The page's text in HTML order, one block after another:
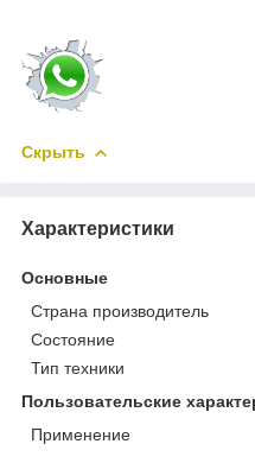
Скрыть
Характеристики
Основные
Страна производитель
Состояние
Тип техники
Пользовательские
Применение